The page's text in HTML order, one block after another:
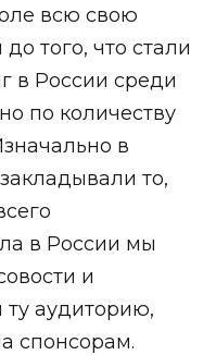
всю свою
того, что стали
в России среди
по количеству
в
то,
в России мы
и
аудиторию,
спонсорам.